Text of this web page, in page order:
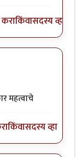
किंवासदस्य व्हा
byसुबोध खरे
महत्वाचे
किंवासदस्य व्हा